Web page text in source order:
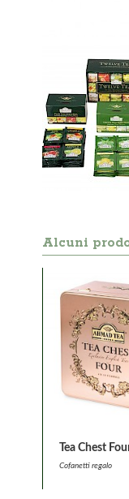
Alcuni
Tea Chest
Cofanetti regalo